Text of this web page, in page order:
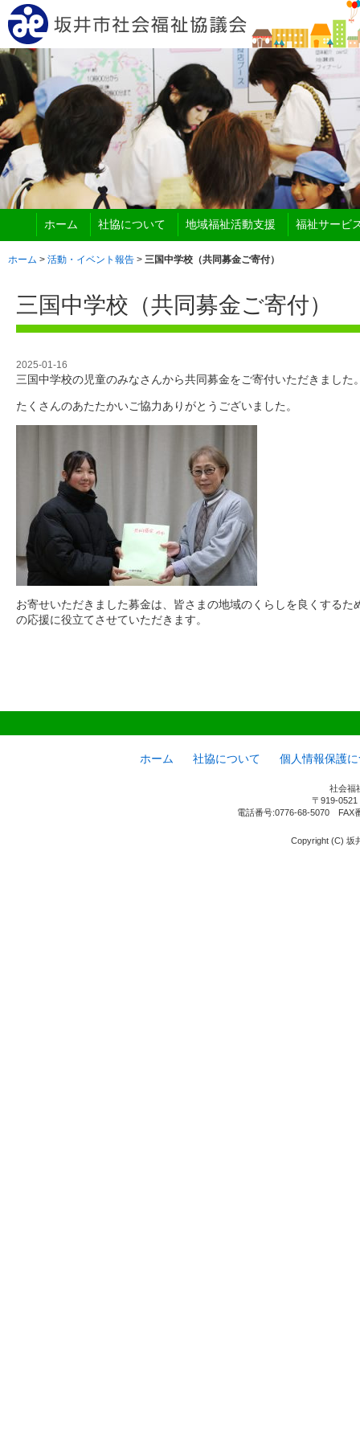
ホーム 社協について 地域福祉活動支援 福祉サービ
ホーム > 活動・イベント報告 > 三国中学校（共同募金ご寄付）
三国中学校（共同募金ご寄付）
2025-01-16
三国中学校の児童のみなさんから共同募金をご寄付いただきました
たくさんのあたたかいご協力ありがとうございました。
お寄せいただきました募金は、皆さまの地域のくらしを良くするた
の応援に役立てさせていただきます。
ホーム 社協について 個人情報保護
社会福
〒919-
電話番号:0776-68-5070
Copyright (C) 坂